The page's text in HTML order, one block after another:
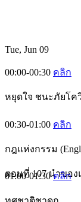
Tue, Jun 09
00:00-00:30 คลิก
หยุดใจ ชนะภัยโค
00:30-01:00 คลิก
กฎแห่งกรรม
ตอนที่ 107 นำของ
01:00-01:30คลิก